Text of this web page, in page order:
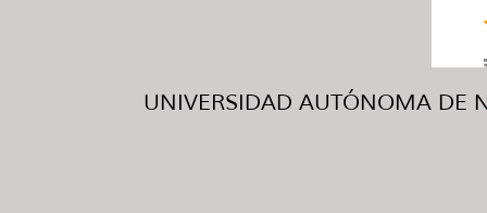
UNIVERSIDAD AUTÓNOMA DE